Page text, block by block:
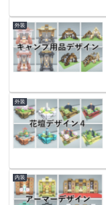
外装
外装
内装